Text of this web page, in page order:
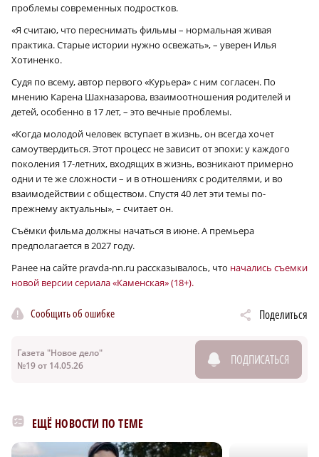
проблемы современных подростков.
«Я считаю, что переснимать фильмы – нормальная живая
практика. Старые истории нужно освежать», – уверен Илья
Хотиненко.
Судя по всему, автор первого «Курьера» с ним согласен. По
мнению Карена Шахназарова, взаимоотношения родителей и
детей, особенно в 17 лет, – это вечные проблемы.
«Когда молодой человек вступает в жизнь, он всегда хочет
самоутвердиться. Этот процесс не зависит от эпохи: у каждого
поколения 17-летних, входящих в жизнь, возникают примерно
одни и те же сложности – и в отношениях с родителями, и во
взаимодействии с обществом. Спустя 40 лет эти темы по-
прежнему актуальны», – считает он.
Съёмки фильма должны начаться в июне. А премьера
предполагается в 2027 году.
Ранее на сайте pravda-nn.ru рассказывалось, что начались съемки
новой версии сериала «Каменская» (18+).
Сообщить об ошибке Поделиться
Газета "Новое дело"
№19 от 14.05.26
ПОДПИСАТЬСЯ
ЕЩЁ НОВОСТИ ПО ТЕМЕ